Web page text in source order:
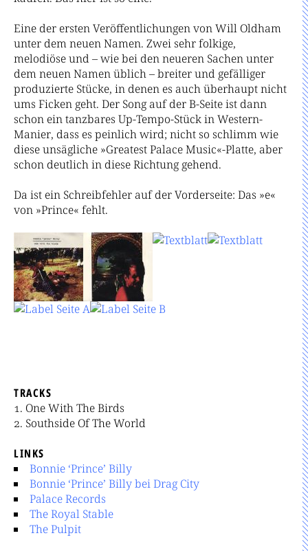
Eine der ersten Veröffentlichungen von Will Oldham
unter dem neuen Namen. Zwei sehr folkige,
melodiöse und – wie bei den neueren Sachen unter
dem neuen Namen üblich – breiter und gefälliger
produzierte Stücke, in denen es auch überhaupt nicht
ums Ficken geht. Der Song auf der B-Seite ist dann
schon ein tanzbares Up-Tempo-Stück in Western-
Manier, dass es peinlich wird; nicht so schlimm wie
diese unsägliche »Greatest Palace Music«-Platte, aber
schon deutlich in diese Richtung gehend.
Da ist ein Schreibfehler auf der Vorderseite: Das »e«
von »Prince« fehlt.
TRACKS
One With The Birds
Southside Of The World
LINKS
Bonnie ‘Prince’ Billy
Bonnie ‘Prince’ Billy bei Drag City
Palace Records
The Royal Stable
The Pulpit